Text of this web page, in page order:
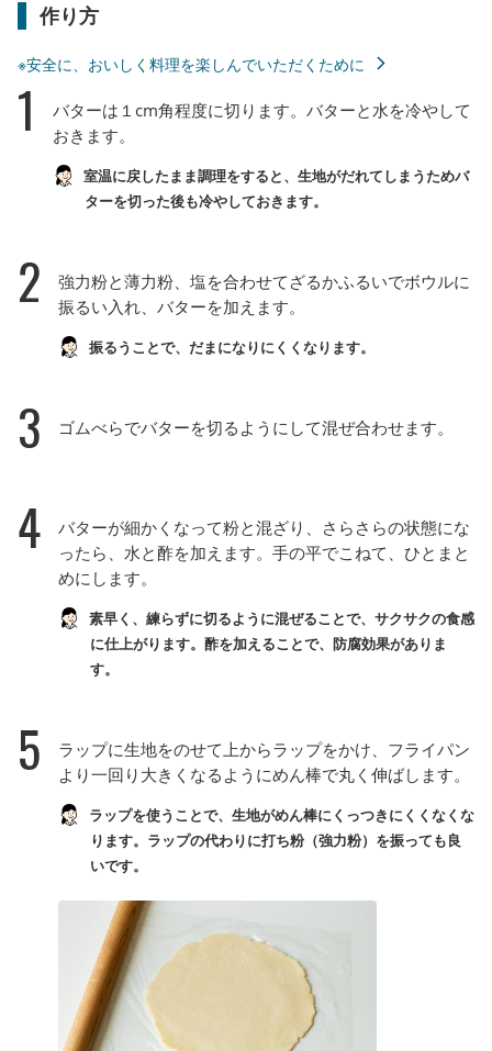
作り方
※安全に、おいしく料理を楽しんでいただくために
1
バターは１cm角程度に切ります。バターと水を冷やして
おきます。
室温に戻したまま調理をすると、生地がだれてしまうためバ
ターを切った後も冷やしておきます。
2
強力粉と薄力粉、塩を合わせてざるかふるいでボウルに
振るい入れ、バターを加えます。
振るうことで、だまになりにくくなります。
3 ゴムべらでバターを切るようにして混ぜ合わせます。
4
バターが細かくなって粉と混ざり、さらさらの状態にな
ったら、水と酢を加えます。手の平でこねて、ひとまと
めにします。
素早く、練らずに切るように混ぜることで、サクサクの食感
に仕上がります。酢を加えることで、防腐効果がありま
す。
5
ラップに生地をのせて上からラップをかけ、フライパン
より一回り大きくなるようにめん棒で丸く伸ばします。
ラップを使うことで、生地がめん棒にくっつきにくくなくな
ります。ラップの代わりに打ち粉（強力粉）を振っても良
いです。